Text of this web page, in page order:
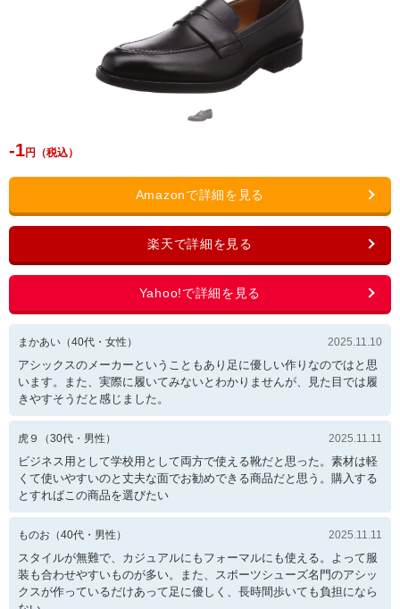
-1
まかあい （40代・ 女性 ） 2025.11.10
アシックスのメーカーということもあり足に優しい作りなのではと思
います。また、実際に履いてみないとわかりませんが、見た目では履
きやすそうだと感じました。
虎９ （30代・ 男性 ） 2025.11.11
ビジネス用として学校用として両方で使える靴だと思った。素材は軽
くて使いやすいのと丈夫な面でお勧めできる商品だと思う。購入する
とすればこの商品を選びたい
ものお （40代・ 男性 ） 2025.11.11
スタイルが無難で、カジュアルにもフォーマルにも使える。よって服
装も合わせやすいものが多い。また、スポーツシューズ名門のアシッ
クスが作っているだけあって足に優しく、長時間歩いても負担になら